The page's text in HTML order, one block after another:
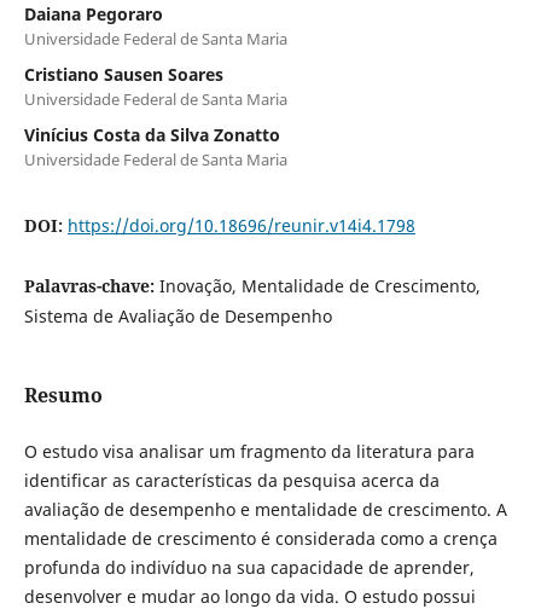
Daiana Pegoraro
Universidade Federal de Santa Maria
Cristiano Sausen Soares
Universidade Federal de Santa Maria
Vinícius Costa da Silva Zonatto
Universidade Federal de Santa Maria
DOI: https://doi.org/10.18696/reunir.v14i4.1798
Palavras-chave: Inovação, Mentalidade de Crescimento,
Sistema de Avaliação de Desempenho
Resumo
O estudo visa analisar um fragmento da literatura para
identificar as características da pesquisa acerca da
avaliação de desempenho e mentalidade de crescimento. A
mentalidade de crescimento é considerada como a crença
profunda do indivíduo na sua capacidade de aprender,
desenvolver e mudar ao longo da vida. O estudo possui